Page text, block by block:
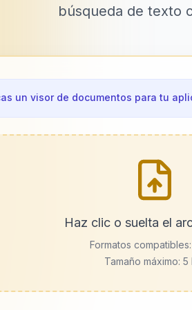
búsqueda de texto
un visor de documentos para tu
Haz clic o suelta el
Formatos compatibles:
Tamaño máximo: 5